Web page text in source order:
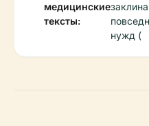
медицинские
тексты:
нужд (